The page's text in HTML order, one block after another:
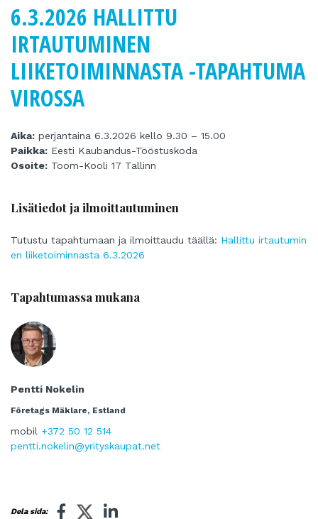
6.3.2026 HALLITTU
IRTAUTUMINEN
LIIKETOIMINNASTA -TAPAHTUMA
VIROSSA
Aika: perjantaina 6.3.2026 kello 9.30 – 15.00
Paikka: Eesti Kaubandus-Tööstuskoda
Osoite: Toom-Kooli 17 Tallinn
Lisätiedot ja ilmoittautuminen
Tutustu tapahtumaan ja ilmoittaudu täällä: Hallittu irtautumin
en liiketoiminnasta 6.3.2026
Tapahtumassa mukana
Pentti Nokelin
Företags Mäklare, Estland
mobil +372 50 12 514
pentti.nokelin@yrityskaupat.net
Dela sida: